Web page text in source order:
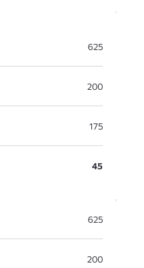
625
200
175
45
625
200